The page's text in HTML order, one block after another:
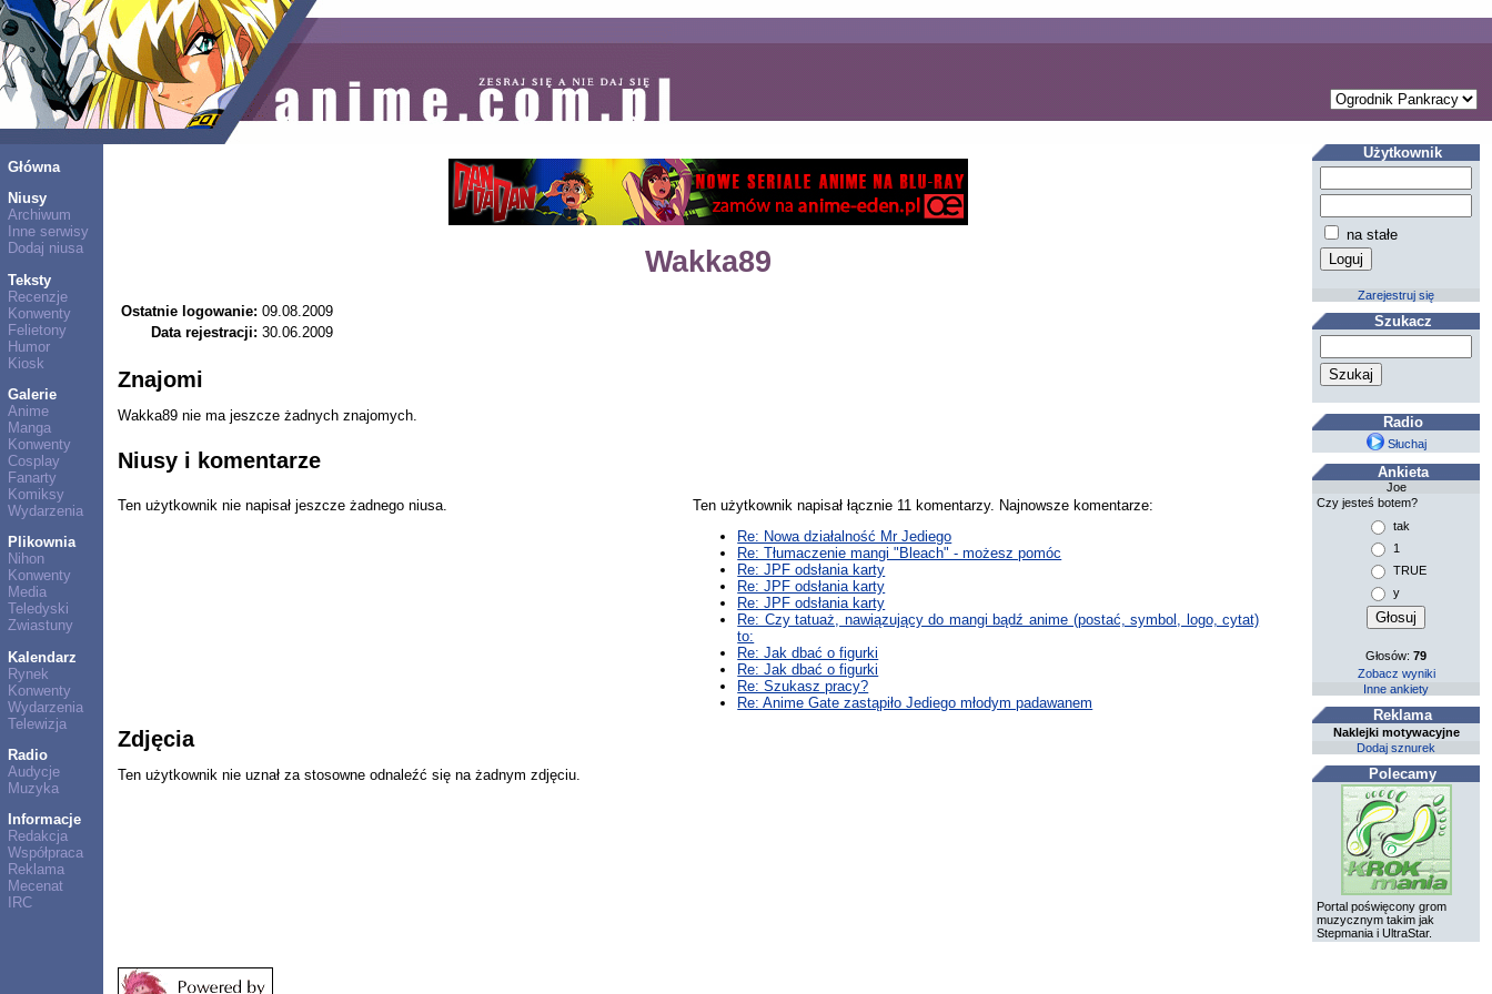
Główna
Niusy
Archiwum
Inne serwisy
Dodaj niusa
Teksty
Recenzje
Konwenty
Felietony
Humor
Kiosk
Galerie
Anime
Manga
Konwenty
Cosplay
Fanarty
Komiksy
Wydarzenia
Plikownia
Nihon
Konwenty
Media
Teledyski
Zwiastuny
Kalendarz
Rynek
Konwenty
Wydarzenia
Telewizja
Radio
Audycje
Muzyka
Informacje
Redakcja
Współpraca
Reklama
Mecenat
IRC
Wakka89
Ostatnie logowanie: 09.08.2009
Data rejestracji: 30.06.2009
Znajomi
Wakka89 nie ma jeszcze żadnych znajomych.
Niusy i komentarze
Ten użytkownik nie napisał jeszcze żadnego niusa.
Ten użytkownik napisał łącznie 11 komentarzy. Najnowsze komentarze:
Re: Nowa działalność Mr Jediego
Re: Tłumaczenie mangi "Bleach" - możesz pomóc
Re: JPF odsłania karty
Re: JPF odsłania karty
Re: JPF odsłania karty
Re: Czy tatuaż, nawiązujący do mangi bądź anime (postać, symbol, logo, cytat)
to:
Re: Jak dbać o figurki
Re: Jak dbać o figurki
Re: Szukasz pracy?
Re: Anime Gate zastąpiło Jediego młodym padawanem
Zdjęcia
Ten użytkownik nie uznał za stosowne odnaleźć się na żadnym zdjęciu.
Użytkownik
na stałe
Zarejestruj się
Szukacz
Radio
Słuchaj
Ankieta
Joe
Czy jesteś botem?
tak
1
TRUE
y
Głosów:79
Zobacz wyniki
Inne ankiety
Reklama
Naklejki motywacyjne
Dodaj sznurek
Polecamy
Portal poświęcony grom
muzycznym takim jak
Stepmania i UltraStar.